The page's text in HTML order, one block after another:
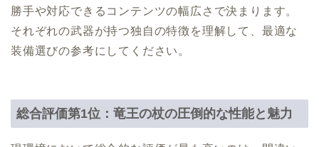
勝手や対応できるコンテンツの幅広さで決まります。
それぞれの武器が持つ独自の特徴を理解して、最適な
装備選びの参考にしてください。
総合評価第1位：竜王の杖の圧倒的な性能と魅力